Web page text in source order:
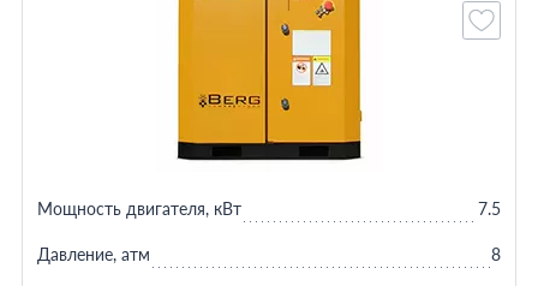
Мощность двигателя, кВт 7.5
Давление, атм 8